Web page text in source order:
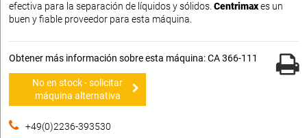
efectiva para la separación de líquidos y sólidos. Centrimaxes un
buen y fiable proveedor para esta máquina.
Obtener más información sobre esta máquina: CA 366-111
No en stock - solicitar
máquina alternativa
+49(0)2236-393530